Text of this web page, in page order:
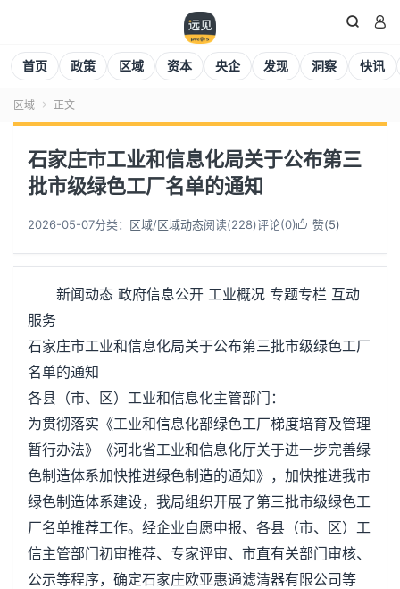
 
首页 政策 区域 资本 央企 发现 洞察 快讯
区域  正文
石家庄市工业和信息化局关于公布第三
批市级绿色工厂名单的通知
2026-05-07分类： 区域/区域动态阅读(228)评论(0) 赞(5)
新闻动态 政府信息公开 工业概况 专题专栏 互动
服务
石家庄市工业和信息化局关于公布第三批市级绿色工厂
名单的通知
各县（市、区）工业和信息化主管部门：
为贯彻落实《工业和信息化部绿色工厂梯度培育及管理
暂行办法》《河北省工业和信息化厅关于进一步完善绿
色制造体系加快推进绿色制造的通知》，加快推进我市
绿色制造体系建设，我局组织开展了第三批市级绿色工
厂名单推荐工作。经企业自愿申报、各县（市、区）工
信主管部门初审推荐、专家评审、市直有关部门审核、
公示等程序，确定石家庄欧亚惠通滤清器有限公司等